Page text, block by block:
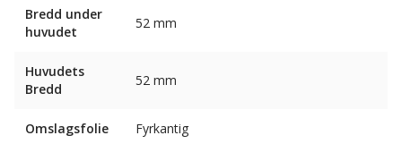
Bredd under
huvudet
52 mm
Huvudets
Bredd
52 mm
Omslagsfolie Fyrkantig